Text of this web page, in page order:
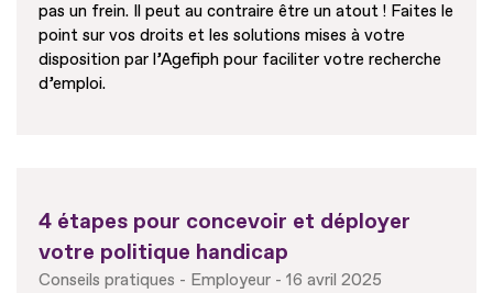
pas un frein. Il peut au contraire être un atout ! Faites le
point sur vos droits et les solutions mises à votre
disposition par l’Agefiph pour faciliter votre recherche
d’emploi.
4 étapes pour concevoir et déployer
votre politique handicap
Conseils pratiques Employeur
16 avril 2025